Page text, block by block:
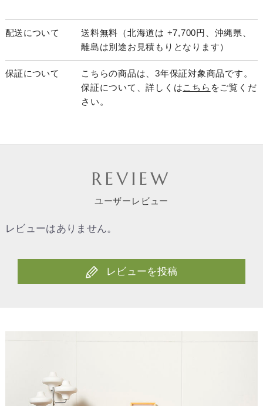
配送について
送料無料（北海道は +7,700円、沖縄県、
離島は別途お見積もりとなります）
保証について
こちらの商品は、3年保証対象商品です。
保証について、詳しくはこちら をご覧くだ
さい。
REVIEW
ユーザーレビュー
レビューはありません。
レビューを投稿